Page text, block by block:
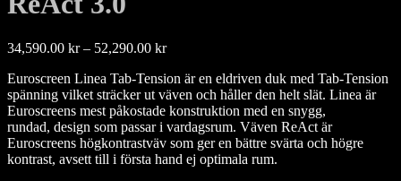
34,590.00 kr – 52,290.00 krPrisintervall:
till
52,290.00 kr
Euroscreen Linea Tab-Tension är en eldriven duk med Tab-Tension
spänning vilket sträcker ut väven och håller den helt slät. Linea är
Euroscreens mest påkostade konstruktion med en snygg,
rundad, design som passar i vardagsrum. Väven ReAct är
Euroscreens högkontrastväv som ger en bättre svärta och högre
kontrast, avsett till i första hand ej optimala rum.